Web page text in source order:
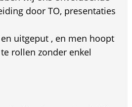
door TO, presentaties
uitgeput , en men hoopt
rollen zonder enkel